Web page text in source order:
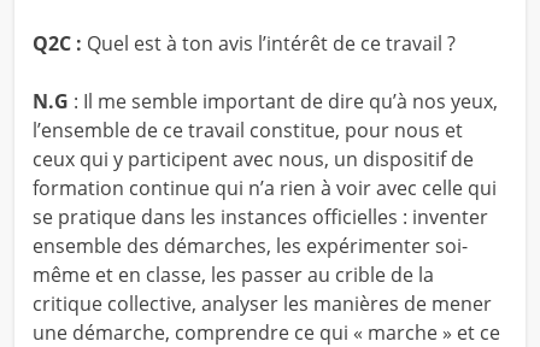
Q2C : Quel est à ton avis l’intérêt de ce travail ?
N.G : Il me semble important de dire qu’à nos yeux,
l’ensemble de ce travail constitue, pour nous et
ceux qui y participent avec nous, un dispositif de
formation continue qui n’a rien à voir avec celle qui
se pratique dans les instances officielles : inventer
ensemble des démarches, les expérimenter soi-
même et en classe, les passer au crible de la
critique collective, analyser les manières de mener
une démarche, comprendre ce qui « marche » et ce